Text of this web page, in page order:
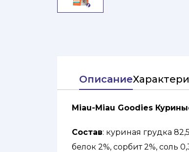
Описание
Miau-Miau Goodies
Состав: куриная грудка
белок 2%, сорбит 2%, соль